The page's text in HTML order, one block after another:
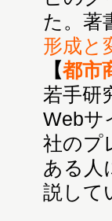
た。著
形成と
【都市
若手研
Webサ
社のプ
ある人
説して